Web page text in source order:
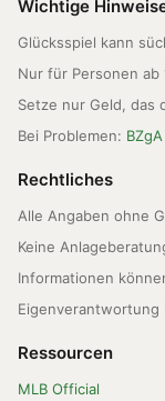
Wichtige
Glücksspiel kann
Nur für Personen ab
Setze nur Geld, das
Bei Problemen:
Rechtliches
Alle Angaben ohne
Keine
Informationen
Eigenverantwortung
Ressourcen
MLB Official